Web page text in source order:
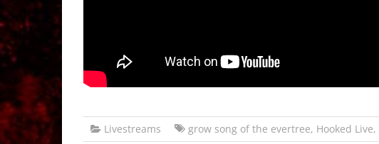
Livestreams grow song of the evertree, Hooked Live,